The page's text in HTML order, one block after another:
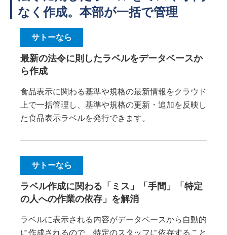
なく作成。本部が一括で管理
サトーなら
最新の法令に則したラベルをデータベースか
ら作成
食品表示に関わる基準や規格の最新情報をクラウド
上で一括管理し、基準や規格の更新・追加を反映し
た食品表示ラベルを発行できます。
サトーなら
ラベル作成に関わる「ミス」「手間」「特定
の人への作業の依存」を解消
ラベルに表示される内容がデータベースから自動的
に作成されるので、特定のスタッフに依存すること